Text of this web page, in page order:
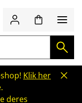
Klik her
deres